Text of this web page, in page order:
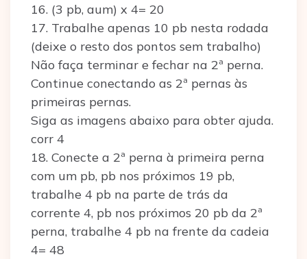
16. (3 pb, aum) x 4= 20
17. Trabalhe apenas 10 pb nesta rodada
(deixe o resto dos pontos sem trabalho)
Não faça terminar e fechar na 2ª perna.
Continue conectando as 2ª pernas às
primeiras pernas.
Siga as imagens abaixo para obter ajuda.
corr 4
18. Conecte a 2ª perna à primeira perna
com um pb, pb nos próximos 19 pb,
trabalhe 4 pb na parte de trás da
corrente 4, pb nos próximos 20 pb da 2ª
perna, trabalhe 4 pb na frente da cadeia
4= 48